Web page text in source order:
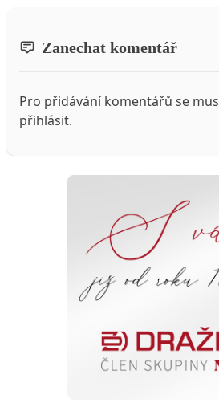
Zanechat komentář
Pro přidávání komentářů se
přihlásit.